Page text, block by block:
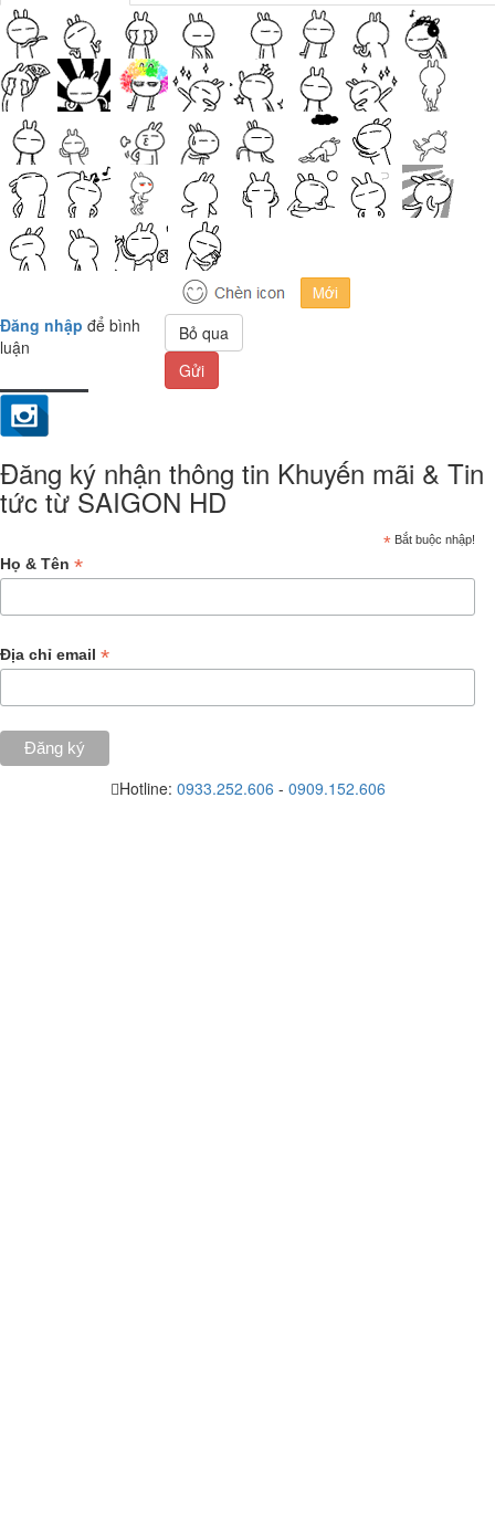
Đăng nhập để bình
luận
Bỏ qua
Gửi
Đăng ký nhận thông tin Khuyến mãi & Tin
tức từ SAIGON HD
* Bắt buộc nhập!
Họ & Tên *
Địa chỉ email *
Hotline: 0933.252.606 - 0909.152.606